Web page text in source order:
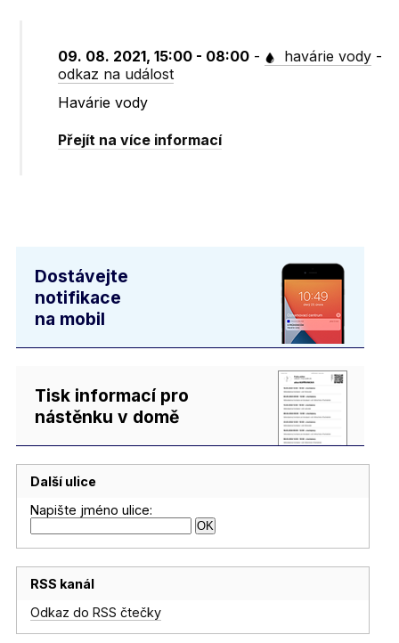
09. 08. 2021, 15:00 - 08:00 - havárie vody -
odkaz na událost
Havárie vody
Přejít na více informací
Dostávejte
notifikace
na mobil
Tisk informací pro
nástěnku v domě
Další ulice
Napište jméno ulice:
RSS kanál
Odkaz do RSS čtečky